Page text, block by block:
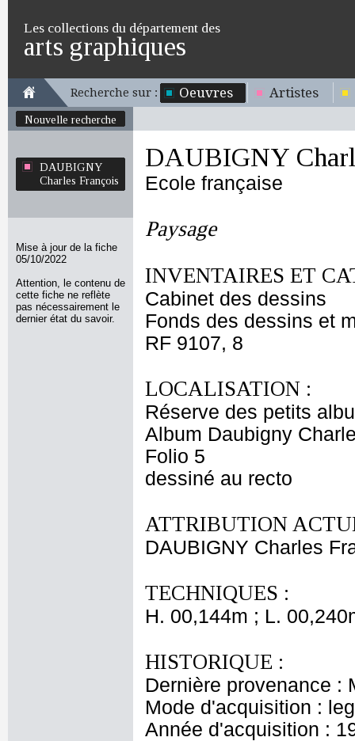
Les collections du département des
arts graphiques
Recherche sur : Oeuvres Artistes
Nouvelle recherche
DAUBIGNY
Charles François
Mise à jour de la fiche
05/10/2022
Attention, le contenu de
cette fiche ne reflète
pas nécessairement le
dernier état du savoir.
DAUBIGNY
Ecole française
Paysage
INVENTAIRES ET
Cabinet des dessins
Fonds des dessins et
RF 9107, 8
LOCALISATION :
Réserve des petits
Album Daubigny
Folio 5
dessiné au recto
ATTRIBUTION
DAUBIGNY Charles
TECHNIQUES :
H. 00,144m ; L.
HISTORIQUE :
Dernière provenance :
Mode d'acquisition :
Année d'acquisition :